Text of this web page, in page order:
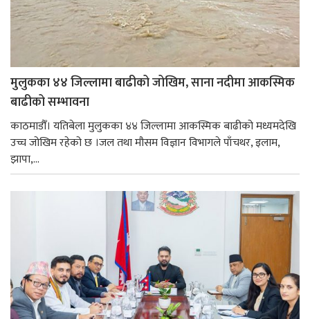
मुलुकका ४४ जिल्लामा बाढीको जोखिम, साना नदीमा आकस्मिक
बाढीको सम्भावना
काठमाडौँ। यतिबेला मुलुकका ४४ जिल्लामा आकस्मिक बाढीको मध्यमदेखि
उच्च जोखिम रहेको छ ।जल तथा मौसम विज्ञान विभागले पाँचथर, इलाम,
झापा,...